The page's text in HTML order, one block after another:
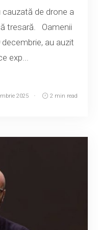
cauzată de drone a
tresară. Oamenii
au auzit
exp...
2025 2 min read